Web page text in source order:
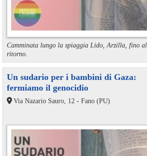
Camminata lungo la spiaggia Lido, Arzilla, fino
ritorno.
Un sudario per i bambini di Gaza:
fermiamo il genocidio
Via Nazario Sauro, 12 - Fano (PU)